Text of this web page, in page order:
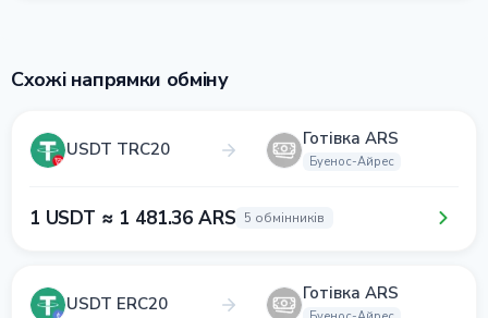
Схожі напрямки обміну
USDT TRC20 Готівка ARS
Буенос-Айрес
1 USDT ≈ 1 481.36 ARS 5 обмінників
USDT ERC20 Готівка ARS